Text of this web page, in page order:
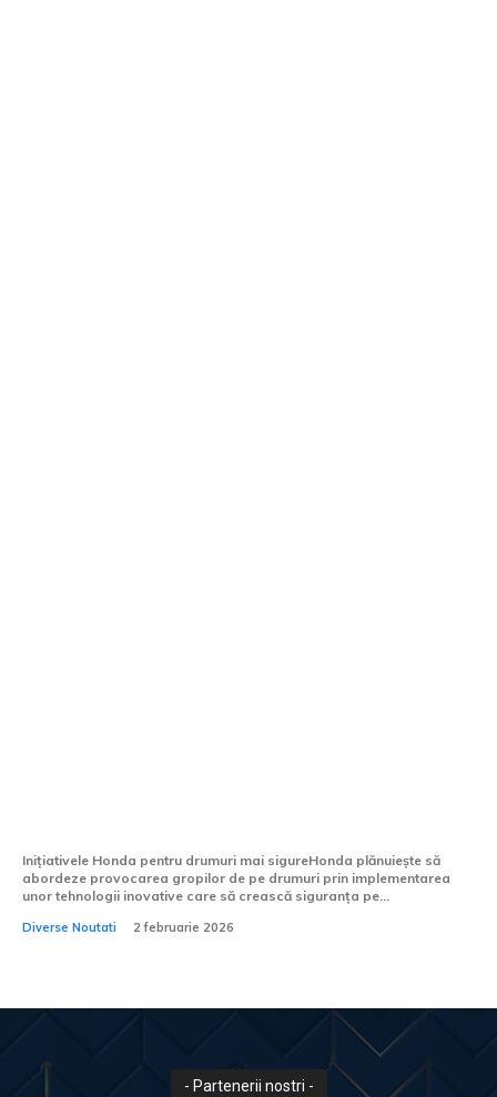
Inițiativele Honda pentru drumuri mai sigureHonda plănuiește să
abordeze provocarea gropilor de pe drumuri prin implementarea
unor tehnologii inovative care să crească siguranța pe...
Diverse Noutati 2 februarie 2026
- Partenerii nostri -